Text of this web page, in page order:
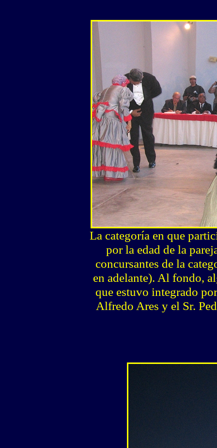
La categoría en que
por la edad de la
concursantes de la
en adelante). Al fondo,
que estuvo integrado
Alfredo Ares y el Sr.